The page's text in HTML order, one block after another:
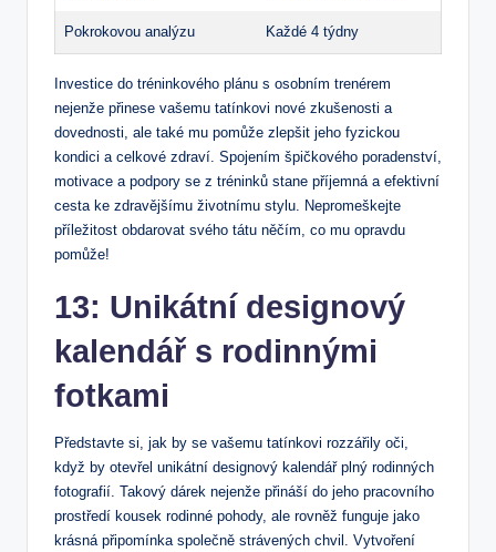
Pokrokovou‍ analýzu Každé 4 týdny
Investice do tréninkového plánu s osobním trenérem
⁤nejenže přinese vašemu tatínkovi nové ⁤zkušenosti a
dovednosti, ale také mu ⁢pomůže zlepšit jeho fyzickou
kondici ‌a celkové ⁢zdraví.​ Spojením špičkového poradenství,​
motivace a ​podpory se z⁤ tréninků stane příjemná a efektivní
cesta ke zdravějšímu ⁣životnímu stylu. Nepromeškejte
příležitost obdarovat svého tátu něčím, co⁤ mu opravdu
‍pomůže!
13: Unikátní designový
kalendář s rodinnými⁣
fotkami
Představte si, jak by se​ vašemu tatínkovi rozzářily oči,
když by‌ otevřel unikátní⁣ designový kalendář plný rodinných
fotografií. ​Takový dárek nejenže ⁤přináší​ do jeho pracovního
prostředí kousek rodinné⁤ pohody,⁤ ale rovněž funguje jako⁤
krásná ​připomínka ‌společně strávených chvil. Vytvoření